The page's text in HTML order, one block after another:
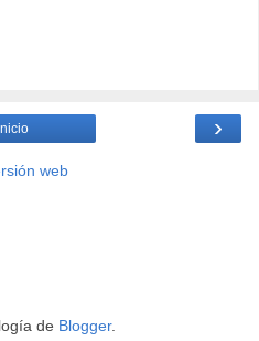
›
Inicio
web
de Blogger.